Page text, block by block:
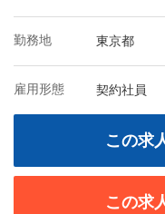
勤務地 東京都
雇用形態 契約社員
この求
この求